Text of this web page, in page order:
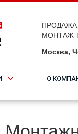
МОНТАЖ
Москва,
О